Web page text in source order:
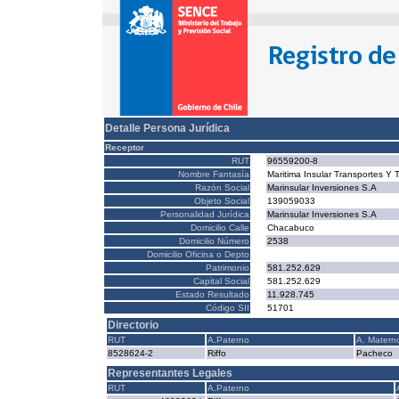
Detalle Persona Jurídica
Receptor
RUT
96559200-8
Nombre Fantasía
Maritima Insular Transportes Y
Razón Social
Marinsular Inversiones S.A
Objeto Social
139059033
Personalidad Jurídica
Marinsular Inversiones S.A
Domicilio Calle
Chacabuco
Domicilio Número
2538
Domicilio Oficina o Depto
Patrimonio
581.252.629
Capital Social
581.252.629
Estado Resultado
11.928.745
Código SII
51701
Directorio
RUT A.Paterno
A.
8528624-2
Riffo Pacheco
Representantes Legales
RUT A.Paterno